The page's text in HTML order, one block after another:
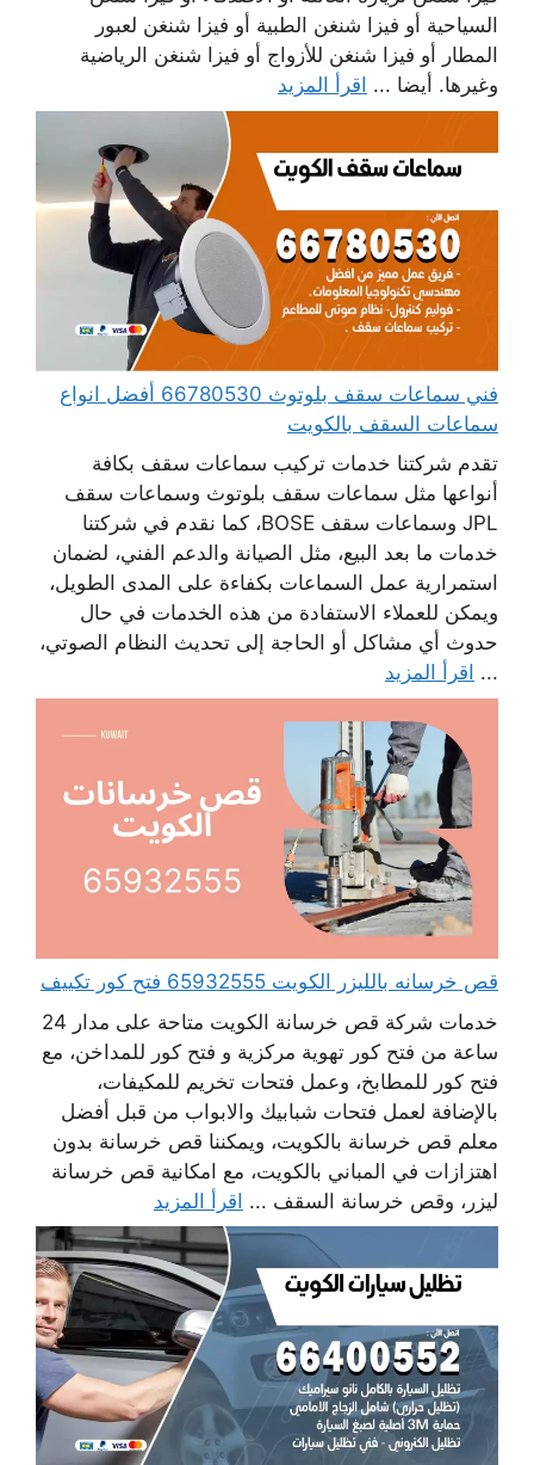
السياحية أو فيزا شنغن الطبية أو فيزا شنغن لعبور
المطار أو فيزا شنغن للأزواج أو فيزا شنغن الرياضية
وغيرها. أيضا ... اقرأ المزيد
فني سماعات سقف بلوتوث 66780530 أفضل انواع
سماعات السقف بالكويت
تقدم شركتنا خدمات تركيب سماعات سقف بكافة
أنواعها مثل سماعات سقف بلوتوث وسماعات سقف
JPL وسماعات سقف BOSE، كما نقدم في شركتنا
خدمات ما بعد البيع، مثل الصيانة والدعم الفني، لضمان
استمرارية عمل السماعات بكفاءة على المدى الطويل،
ويمكن للعملاء الاستفادة من هذه الخدمات في حال
حدوث أي مشاكل أو الحاجة إلى تحديث النظام الصوتي،
... اقرأ المزيد
قص خرسانه بالليزر الكويت 65932555 فتح كور تكييف
خدمات شركة قص خرسانة الكويت متاحة على مدار 24
ساعة من فتح كور تهوية مركزية و فتح كور للمداخن، مع
فتح كور للمطابخ، وعمل فتحات تخريم للمكيفات،
بالإضافة لعمل فتحات شبابيك والابواب من قبل أفضل
معلم قص خرسانة بالكويت، ويمكننا قص خرسانة بدون
اهتزازات في المباني بالكويت، مع امكانية قص خرسانة
ليزر، وقص خرسانة السقف ... اقرأ المزيد